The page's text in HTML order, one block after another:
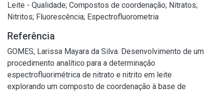
Leite - Qualidade; Compostos de coordenação; Nitratos;
Nitritos; Fluorescência; Espectrofluorometria
Referência
GOMES, Larissa Mayara da Silva. Desenvolvimento de um
procedimento analítico para a determinação
espectrofluorimétrica de nitrato e nitrito em leite
explorando um composto de coordenação à base de